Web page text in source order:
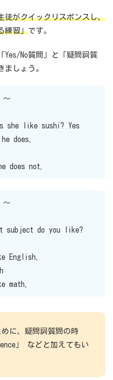
徒がクイックリスポンスし、
練習」です。
No質問」と「疑問詞質
ましょう。
〜
like sushi? Yes
does.
not.
〜
do you like?
に、疑問詞質問の時
」 などと加えてもい